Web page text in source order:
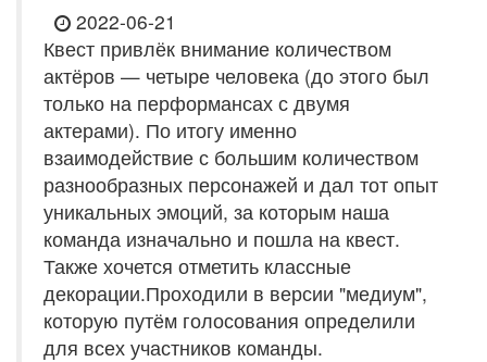
2022-06-21
Квест привлёк внимание количеством
актёров — четыре человека (до этого был
только на перформансах с двумя
актерами). По итогу именно
взаимодействие с большим количеством
разнообразных персонажей и дал тот опыт
уникальных эмоций, за которым наша
команда изначально и пошла на квест.
Также хочется отметить классные
декорации.Проходили в версии "медиум",
которую путём голосования определили
для всех участников команды.